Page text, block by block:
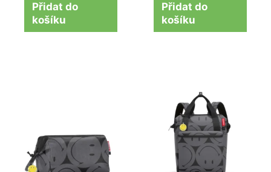
Přidat do
košíku
Přidat do
košíku